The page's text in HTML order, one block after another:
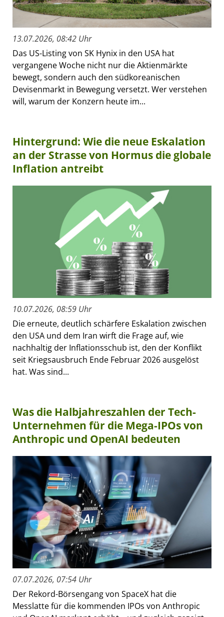
13.07.2026, 08:42 Uhr
Das US-Listing von SK Hynix in den USA hat
vergangene Woche nicht nur die Aktienmärkte
bewegt, sondern auch den südkoreanischen
Devisenmarkt in Bewegung versetzt. Wer verstehen
will, warum der Konzern heute im...
Hintergrund: Wie die neue Eskalation
an der Strasse von Hormus die globale
Inflation antreibt
10.07.2026, 08:59 Uhr
Die erneute, deutlich schärfere Eskalation zwischen
den USA und dem Iran wirft die Frage auf, wie
nachhaltig der Inflationsschub ist, den der Konflikt
seit Kriegsausbruch Ende Februar 2026 ausgelöst
hat. Was sind...
Was die Halbjahreszahlen der Tech-
Unternehmen für die Mega-IPOs von
Anthropic und OpenAI bedeuten
07.07.2026, 07:54 Uhr
Der Rekord-Börsengang von SpaceX hat die
Messlatte für die kommenden IPOs von Anthropic